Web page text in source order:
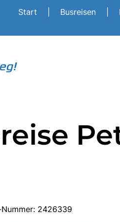
Start Busreisen
2426339